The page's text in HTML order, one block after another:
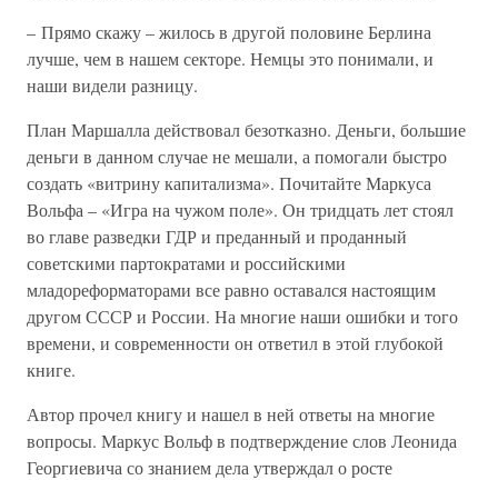
– Прямо скажу – жилось в другой половине Берлина
лучше, чем в нашем секторе. Немцы это понимали, и
наши видели разницу.
План Маршалла действовал безотказно. Деньги, большие
деньги в данном случае не мешали, а помогали быстро
создать «витрину капитализма». Почитайте Маркуса
Вольфа – «Игра на чужом поле». Он тридцать лет стоял
во главе разведки ГДР и преданный и проданный
советскими партократами и российскими
младореформаторами все равно оставался настоящим
другом СССР и России. На многие наши ошибки и того
времени, и современности он ответил в этой глубокой
книге.
Автор прочел книгу и нашел в ней ответы на многие
вопросы. Маркус Вольф в подтверждение слов Леонида
Георгиевича со знанием дела утверждал о росте